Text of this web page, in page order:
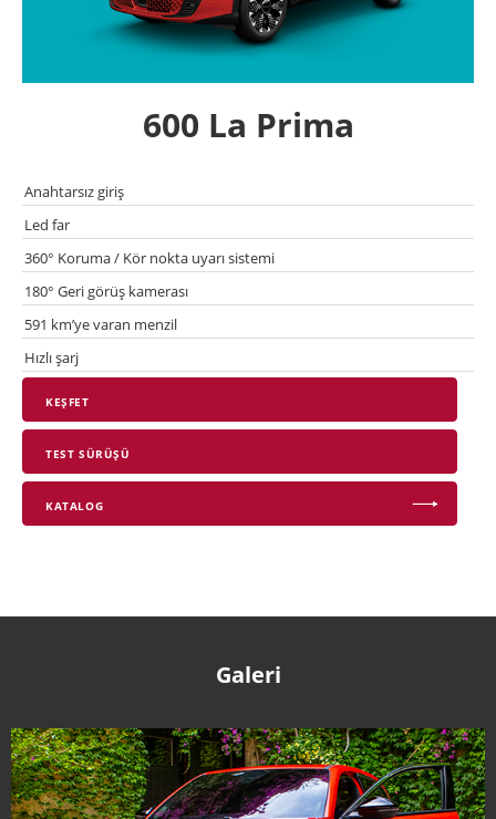
600 La Prima
Anahtarsız giriş
Led far
360° Koruma / Kör nokta uyarı sistemi
180° Geri görüş kamerası
591 km’ye varan menzil
Hızlı şarj
KEŞFET
TEST SÜRÜŞÜ
KATALOG
Galeri